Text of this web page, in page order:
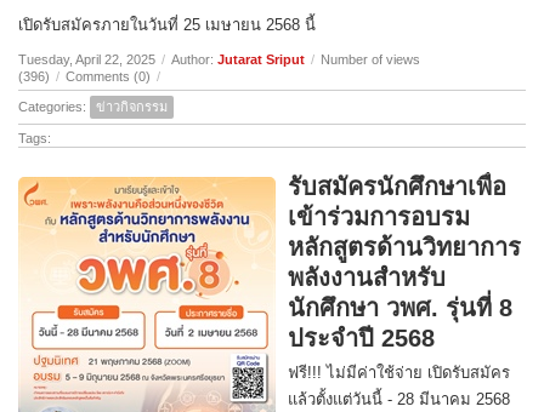
เปิดรับสมัครภายในวันที่ 25 เมษายน 2568 นี้
Tuesday, April 22, 2025 / Author: Jutarat Sriput / Number of views
(396) / Comments (0) /
Categories: ข่าวกิจกรรม
Tags:
รับสมัครนักศึกษาเพื่อ
เข้าร่วมการอบรม
หลักสูตรด้านวิทยาการ
พลังงานสำหรับ
นักศึกษา วพศ. รุ่นที่ 8
ประจำปี 2568
ฟรี!!! ไม่มีค่าใช้จ่าย เปิดรับสมัคร
แล้วตั้งแต่วันนี้ - 28 มีนาคม 2568